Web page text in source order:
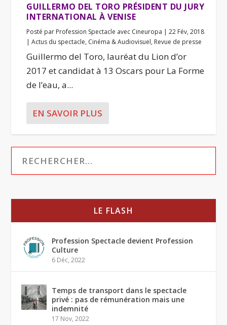
GUILLERMO DEL TORO PRÉSIDENT DU JURY
INTERNATIONAL À VENISE
Posté par Profession Spectacle avec Cineuropa |22 Fév, 2018
|Actus du spectacle, Cinéma & Audiovisuel, Revue de presse
Guillermo del Toro, lauréat du Lion d’or
2017 et candidat à 13 Oscars pour La Forme
de l’eau, a...
EN SAVOIR PLUS
LE FLASH
Profession Spectacle devient Profession
Culture
6 Déc, 2022
Temps de transport dans le spectacle
privé : pas de rémunération mais une
indemnité
17 Nov, 2022